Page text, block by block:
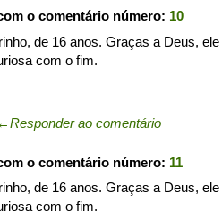
o comentário número: 10
de 16 anos. Graças a Deus,
com o fim.
←Responder ao comentário
o comentário número: 11
de 16 anos. Graças a Deus,
com o fim.